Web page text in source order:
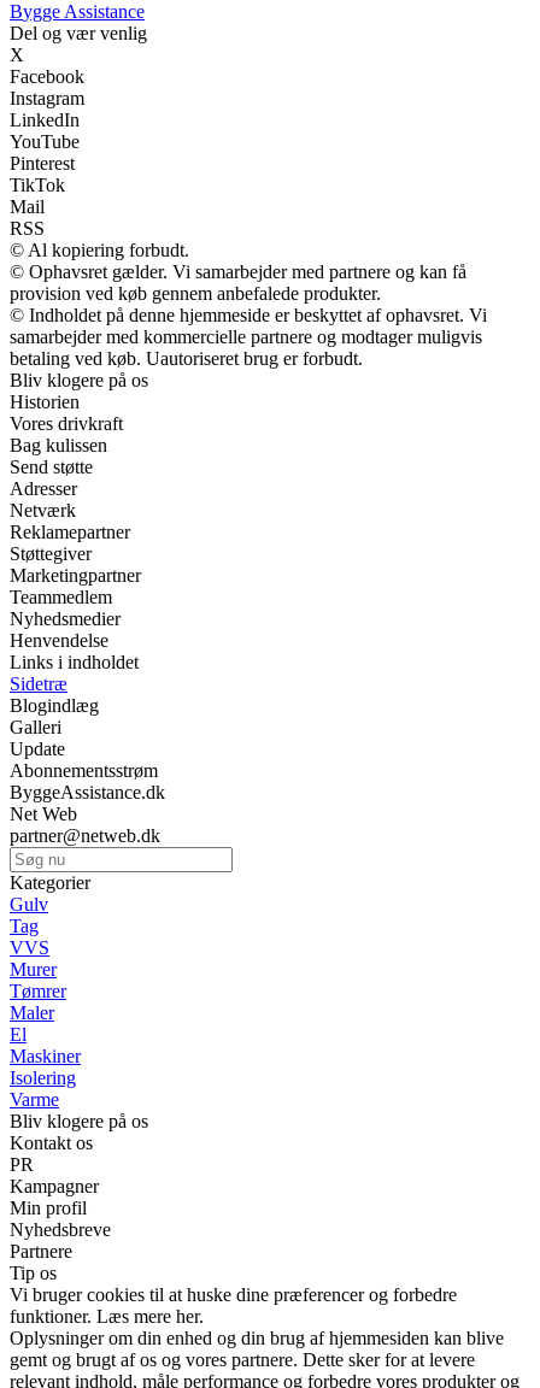
Bygge Assistance
Del og vær venlig
X
Facebook
Instagram
LinkedIn
YouTube
Pinterest
TikTok
Mail
RSS
© Al kopiering forbudt.
© Ophavsret gælder. Vi samarbejder med partnere og kan få
provision ved køb gennem anbefalede produkter.
© Indholdet på denne hjemmeside er beskyttet af ophavsret. Vi
samarbejder med kommercielle partnere og modtager muligvis
betaling ved køb. Uautoriseret brug er forbudt.
Bliv klogere på os
Historien
Vores drivkraft
Bag kulissen
Send støtte
Adresser
Netværk
Reklamepartner
Støttegiver
Marketingpartner
Teammedlem
Nyhedsmedier
Henvendelse
Links i indholdet
Sidetræ
Blogindlæg
Galleri
Update
Abonnementsstrøm
ByggeAssistance.dk
Net Web
partner@netweb.dk
Kategorier
Gulv
Tag
VVS
Murer
Tømrer
Maler
El
Maskiner
Isolering
Varme
Bliv klogere på os
Kontakt os
PR
Kampagner
Min profil
Nyhedsbreve
Partnere
Tip os
Vi bruger cookies til at huske dine præferencer og forbedre
funktioner. Læs mere her.
Oplysninger om din enhed og din brug af hjemmesiden kan blive
gemt og brugt af os og vores partnere. Dette sker for at levere
relevant indhold, måle performance og forbedre vores produkter og